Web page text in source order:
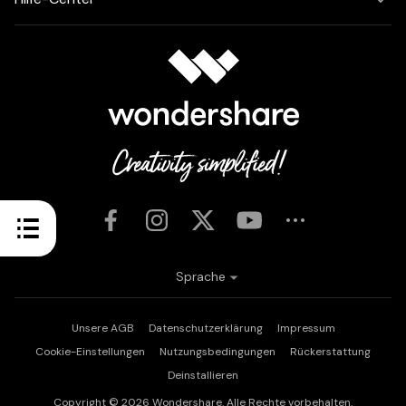
Unsere AGB Datenschutzerklärung
Impressum
Cookie-Einstellungen
Nutzungsbedingungen
Rückerstattung
Deinstallieren
Copyright © 2026 Wondershare. Alle Rechte vorbehalten.
Sprache